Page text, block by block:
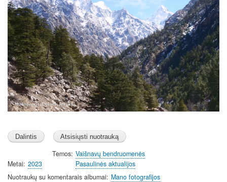
Metai 2023
Temos Vaišnavų bendruomenės
Pasaulinės aktualijos
Nuotraukų su komentarais albumai
Mano fotografijos